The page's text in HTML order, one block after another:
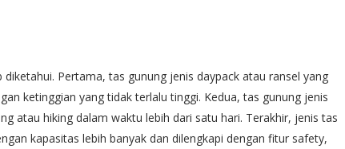
Pertama, tas gunung jenis daypack atau ransel yang
ketinggian yang tidak terlalu tinggi. Kedua, tas gunung jenis
atau hiking dalam waktu lebih dari satu hari. Terakhir, jenis tas
kapasitas lebih banyak dan dilengkapi dengan fitur safety,